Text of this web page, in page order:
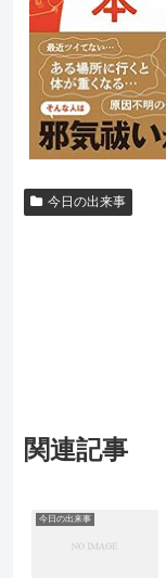
今日の出来事
関連記事
今日の出来事